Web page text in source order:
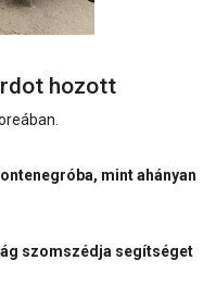
hozott
mint ahányan
szomszédja segítséget